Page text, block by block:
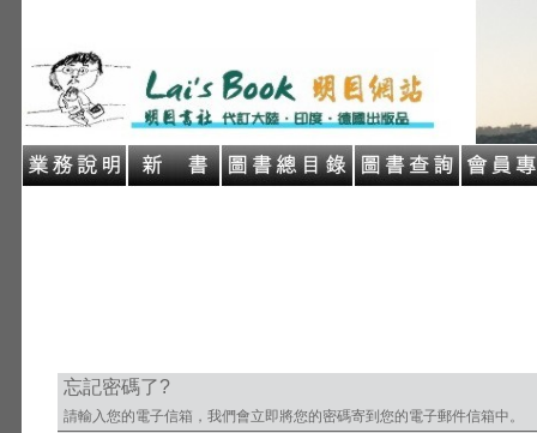
忘記密碼了?
請輸入您的電子信箱，我們會立即將您的密碼寄到您的電子郵件信箱中。